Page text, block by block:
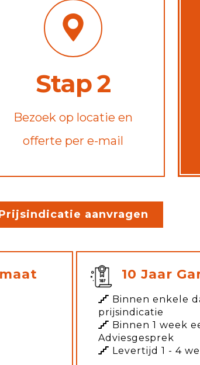
Stap 2
Bezoek op locatie en
offerte per e-mail
aanvragen
10 Jaar
Binnen enkele
prijsindicatie
Binnen 1 week
Adviesgesprek
Levertijd 1 - 4